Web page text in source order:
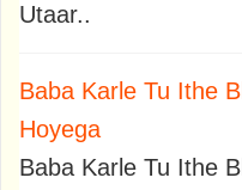
Utaar..
Baba Karle Tu Ithe
Hoyega
Baba Karle Tu Ithe